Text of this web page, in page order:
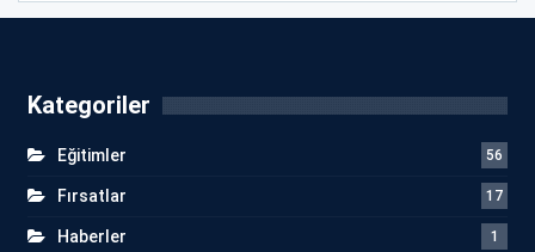
Kategoriler
Eğitimler 56
Fırsatlar 17
Haberler 1